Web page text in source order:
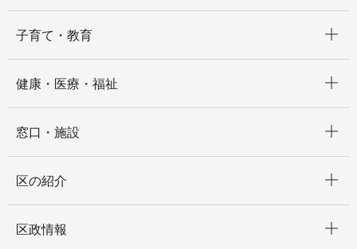
子育て・教育
健康・医療・福祉
窓口・施設
区の紹介
区政情報